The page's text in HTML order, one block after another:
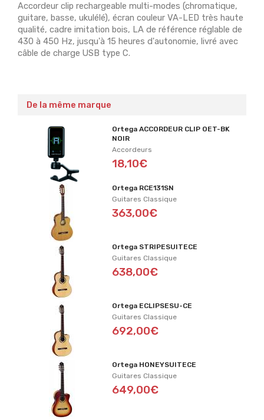
Accordeur clip rechargeable multi-modes (chromatique,
guitare, basse, ukulélé), écran couleur VA-LED très haute
qualité, cadre imitation bois, LA de référence réglable de
430 à 450 Hz, jusqu'à 15 heures d'autonomie, livré avec
câble de charge USB type C.
De la même marque
Ortega ACCORDEUR CLIP OET-BK
NOIR
Accordeurs
18,10€
Ortega RCE131SN
Guitares Classique
363,00€
Ortega STRIPESUITECE
Guitares Classique
638,00€
Ortega ECLIPSESU-CE
Guitares Classique
692,00€
Ortega HONEYSUITECE
Guitares Classique
649,00€